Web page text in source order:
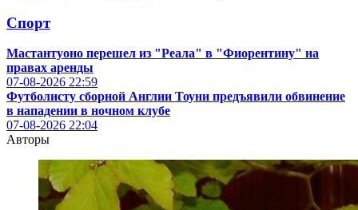
Спорт
Мастантуоно перешел из "Реала" в "Фиорентину" на
правах аренды
07-08-2026 22:59
Футболисту сборной Англии Тоуни предъявили обвинение
в нападении в ночном клубе
07-08-2026 22:04
Авторы